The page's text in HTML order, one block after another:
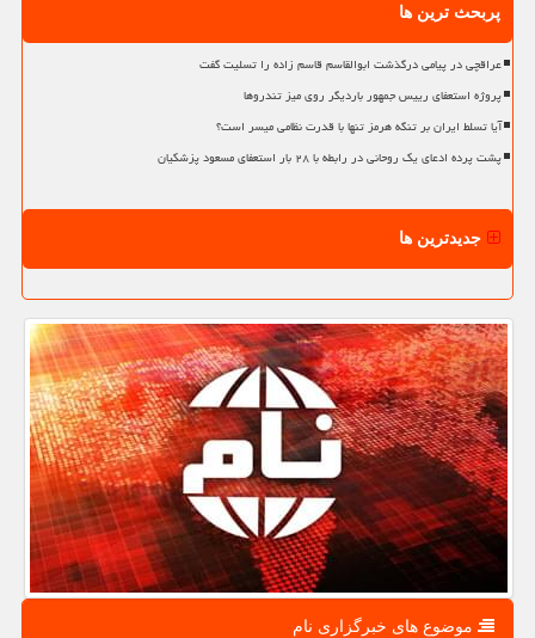
پربحث ترین ها
عراقچی در پیامی درگذشت ابوالقاسم قاسم زاده را تسلیت گفت
پروژه استعفای رییس جمهور باردیگر روی میز تندروها
آیا تسلط ایران بر تنگه هرمز تنها با قدرت نظامی میسر است؟
پشت پرده ادعای یک روحانی در رابطه با ۲۸ بار استعفای مسعود پزشکیان
جدیدترین ها
موضوع های خبرگزاری نام